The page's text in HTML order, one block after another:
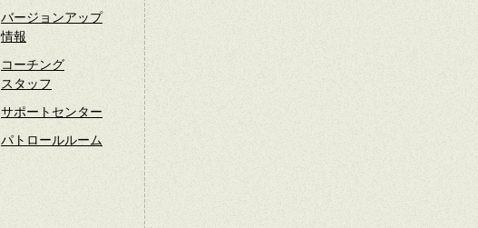
バージョンアップ
情報
コーチング
スタッフ
サポートセンター
パトロールルーム